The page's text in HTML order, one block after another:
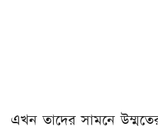
এখন তাদের সামনে